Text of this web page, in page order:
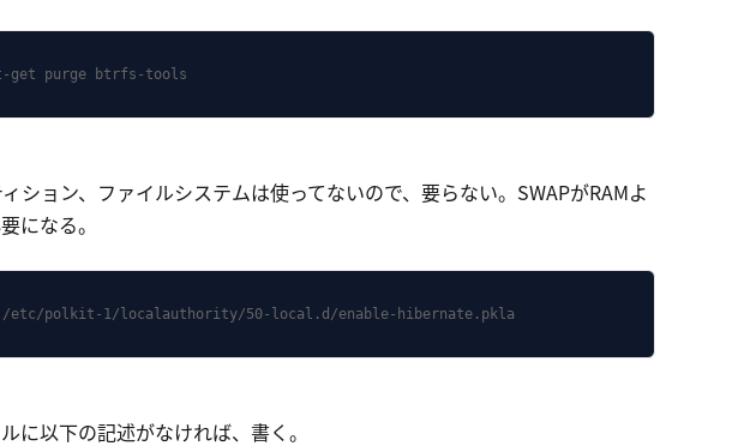
get purge btrfs-tools
ション、ファイルシステムは使ってないので、要らない。SWAPがRAMよ
になる。
/etc/polkit-1/localauthority/50-local.d/enable-hibernate.pkla
に以下の記述がなければ、書く。